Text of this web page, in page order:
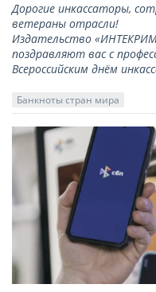
Дорогие инкассаторы,
ветераны отрасли!
Издательство
поздравляют вас с
Всероссийским днём
Банкноты стран мира